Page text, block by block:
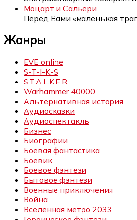
Моцарт и Сальери
Перед Вами «маленькая
Жанры
EVE online
S-T-I-K-S
S.T.A.L.K.E.R.
Warhammer 40000
Альтернативная история
Аудиосказки
Аудиоспектакль
Бизнес
Биографии
Боевая фантастика
Боевик
Боевое фэнтези
Бытовое фэнтези
Военные приключения
Война
Вселенная метро 2033